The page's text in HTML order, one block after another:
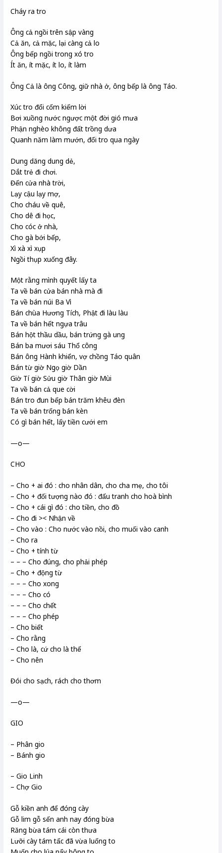
Cháy ra tro
Ông cả ngồi trên sập vàng
Cả ăn, cả mặc, lại càng cả lo
Ông bếp ngồi trong xó tro
Ít ăn, ít mặc, ít lo, ít làm
Ông Cả là ông Công, giữ nhà ở, ông bếp là ông Táo.
Xúc tro đổi cốm kiếm lời
Bơi xuồng nước ngược một đời gió mưa
Phận nghèo không đất trồng dưa
Quanh năm làm mướn, đổi tro qua ngày
Dung dăng dung dẻ,
Dắt trẻ đi chơi.
Đến cửa nhà trời,
Lạy cậu lạy mợ,
Cho cháu về quê,
Cho dê đi học,
Cho cóc ở nhà,
Cho gà bới bếp,
Xì xà xì xụp
Ngồi thụp xuống đây.
Một rằng mình quyết lấy ta
Ta về bán cửa bán nhà mà đi
Ta về bán núi Ba Vì
Bán chùa Hương Tích, Phật đi làu làu
Ta về bán hết ngựa trâu
Bán hột thầu dầu, bán trứng gà ung
Bán ba mươi sáu Thổ công
Bán ông Hành khiển, vợ chồng Táo quân
Bán từ giờ Ngọ giờ Dần
Giờ Tí giờ Sửu giờ Thân giờ Mùi
Ta về bán cả que cời
Bán tro đun bếp bán trăm khêu đèn
Ta về bán trống bán kèn
Có gì bán hết, lấy tiền cưới em
—o—
CHO
– Cho + ai đó : cho nhân dân, cho cha mẹ, cho tôi
– Cho + đối tượng nào đó : đấu tranh cho hoà bình
– Cho + cái gì đó : cho tiền, cho đồ
– Cho đi >< Nhận về
– Cho vào : Cho nước vào nồi, cho muối vào canh
– Cho ra
– Cho + tính từ
– – – Cho đúng, cho phải phép
– Cho + động từ
– – – Cho xong
– – – Cho có
– – – Cho chết
– – – Cho phép
– Cho biết
– Cho rằng
– Cho là, cứ cho là thế
– Cho nên
Đói cho sạch, rách cho thơm
—o—
GIO
– Phân gio
– Bánh gio
– Gio Linh
– Chợ Gio
Gỗ kiền anh để đóng cày
Gỗ lim gỗ sến anh nay đóng bừa
Răng bừa tám cái còn thưa
Lưỡi cày tám tấc đã vừa luống to